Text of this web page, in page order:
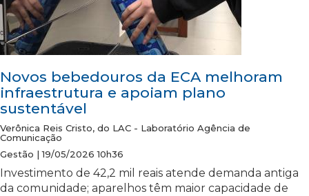
Novos bebedouros da ECA melhoram
infraestrutura e apoiam plano
sustentável
Verônica Reis Cristo, do LAC - Laboratório Agência de
Comunicação
Gestão | 19/05/2026 10h36
Investimento de 42,2 mil reais atende demanda antiga
da comunidade; aparelhos têm maior capacidade de